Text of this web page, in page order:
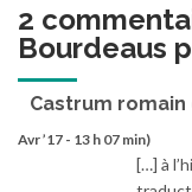
2
Bourdeaus
Castrum romain
Avr ’17 - 13 h 07 min)
[…] à